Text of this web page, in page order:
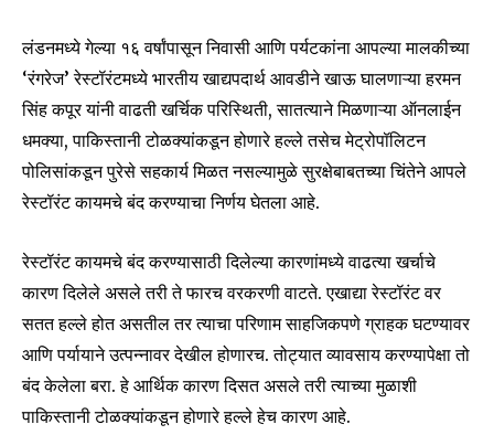
लंडनमध्ये गेल्या १६ वर्षांपासून निवासी आणि पर्यटकांना आपल्या मालकीच्या
‘रंगरेज’ रेस्टॉरंटमध्ये भारतीय खाद्यपदार्थ आवडीने खाऊ घालणाऱ्या हरमन
सिंह कपूर यांनी वाढती खर्चिक परिस्थिती, सातत्याने मिळणाऱ्या ऑनलाईन
धमक्या, पाकिस्तानी टोळक्यांकडून होणारे हल्ले तसेच मेट्रोपॉलिटन
पोलिसांकडून पुरेसे सहकार्य मिळत नसल्यामुळे सुरक्षेबाबतच्या चिंतेने आपले
रेस्टॉरंट कायमचे बंद करण्याचा निर्णय घेतला आहे.
रेस्टॉरंट कायमचे बंद करण्यासाठी दिलेल्या कारणांमध्ये वाढत्या खर्चाचे
कारण दिलेले असले तरी ते फारच वरकरणी वाटते. एखाद्या रेस्टॉरंट वर
सतत हल्ले होत असतील तर त्याचा परिणाम साहजिकपणे ग्राहक घटण्यावर
आणि पर्यायाने उत्पन्नावर देखील होणारच. तोट्यात व्यावसाय करण्यापेक्षा तो
बंद केलेला बरा. हे आर्थिक कारण दिसत असले तरी त्याच्या मुळाशी
पाकिस्तानी टोळक्यांकडून होणारे हल्ले हेच कारण आहे.